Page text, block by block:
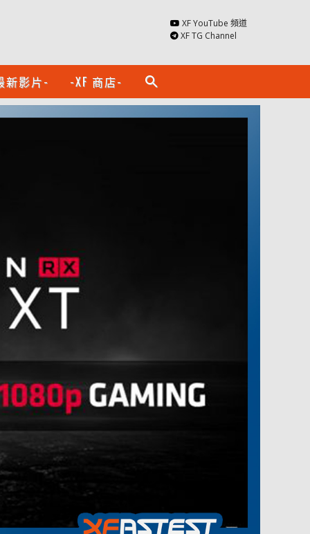
XF YouTube 頻道
XF TG Channel
新影片- -XF 商店- search